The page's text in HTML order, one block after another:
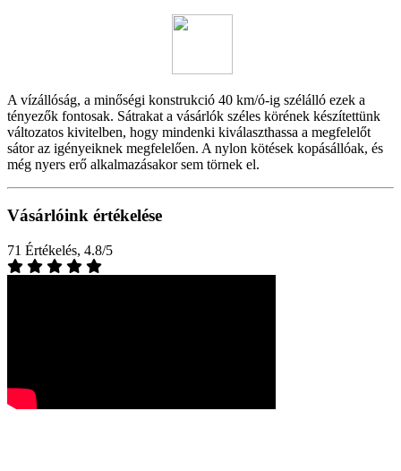
A vízállóság, a minőségi konstrukció 40 km/ó-ig szélálló ezek a
tényezők fontosak. Sátrakat a vásárlók széles körének készítettünk
változatos kivitelben, hogy mindenki kiválaszthassa a megfelelőt
sátor az igényeiknek megfelelően. A nylon kötések kopásállóak, és
még nyers erő alkalmazásakor sem törnek el.
Vásárlóink értékelése
71 Értékelés, 4.8/5